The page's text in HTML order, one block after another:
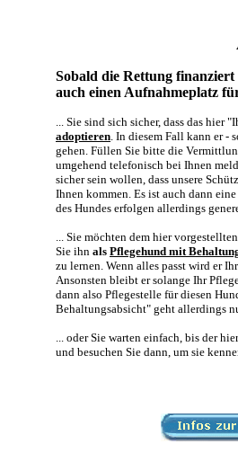
Sobald die Rettung
auch einen Aufnahmeplatz
... Sie sind sich sicher, dass das
adoptieren. In diesem Fall kann er -
gehen. Füllen Sie bitte die
umgehend telefonisch bei Ihnen
sicher sein wollen, dass unsere
Ihnen kommen. Es ist auch dann
des Hundes erfolgen allerdings
... Sie möchten dem hier
Sie ihn als Pflegehund mit
zu lernen. Wenn alles passt wird er
Ansonsten bleibt er solange Ihr
dann also Pflegestelle für diesen
Behaltungsabsicht" geht allerdings
... oder Sie warten einfach, bis der
und besuchen Sie dann, um sie